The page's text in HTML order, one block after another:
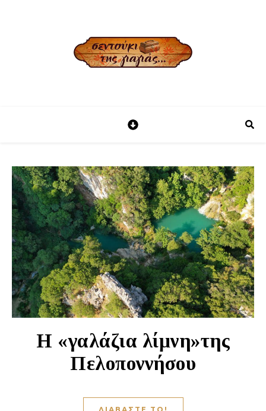
Η «γαλάζια λίμνη»της
Πελοποννήσου
ΔΙΑΒΆΣΤΕ ΤΟ!